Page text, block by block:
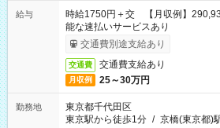
給与
時給1750円＋交 【月収例】
能な速払いサービスあり
交通費別途支給あり
交通費 交通費支給あり
月収例 25～30万円
勤務地
東京都千代田区
東京駅から徒歩1分 / 京橋(東京都)